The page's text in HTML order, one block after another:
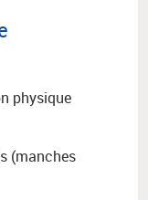
physique
(manches